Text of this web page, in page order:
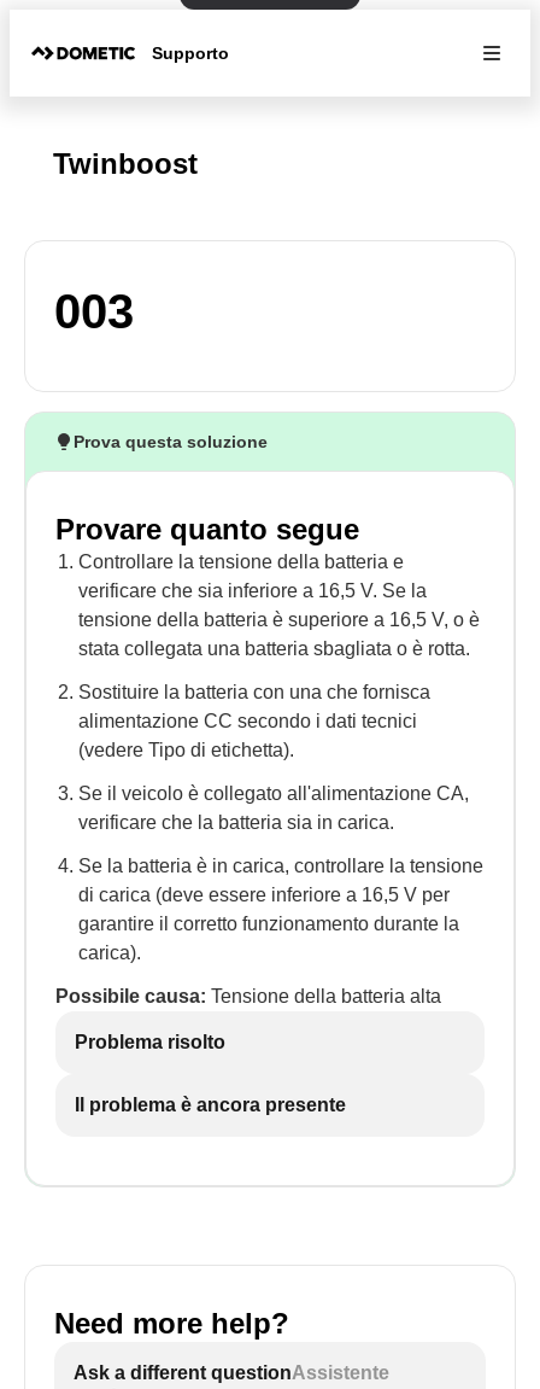
Supporto
Twinboost
003
Prova questa soluzione
Provare quanto segue
Controllare la tensione della batteria e
verificare che sia inferiore a 16,5 V. Se la
tensione della batteria è superiore a 16,5 V, o è
stata collegata una batteria sbagliata o è rotta.
Sostituire la batteria con una che fornisca
alimentazione CC secondo i dati tecnici
(vedere Tipo di etichetta).
Se il veicolo è collegato all'alimentazione CA,
verificare che la batteria sia in carica.
Se la batteria è in carica, controllare la tensione
di carica (deve essere inferiore a 16,5 V per
garantire il corretto funzionamento durante la
carica).
Possibile causa: Tensione della batteria alta
Problema risolto
Il problema è ancora presente
Need more help?
Ask a different questionAssistente